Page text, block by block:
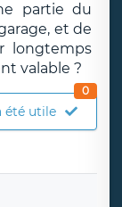
partie du
et de
longtemps
valable ?
été utile
0